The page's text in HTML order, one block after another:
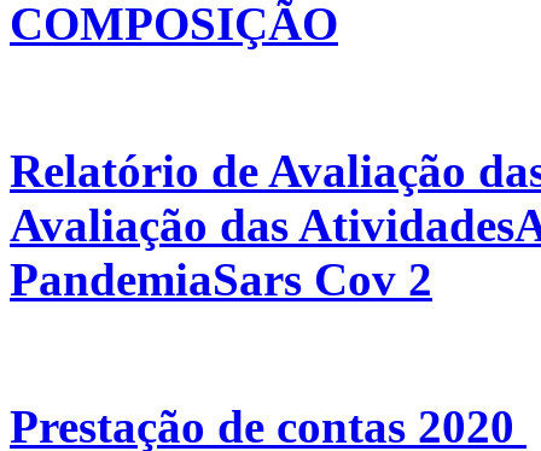
COMPOSIÇÃO
Relatório de Avaliação
Avaliação das
PandemiaSars Cov 2
Prestação de contas 2020